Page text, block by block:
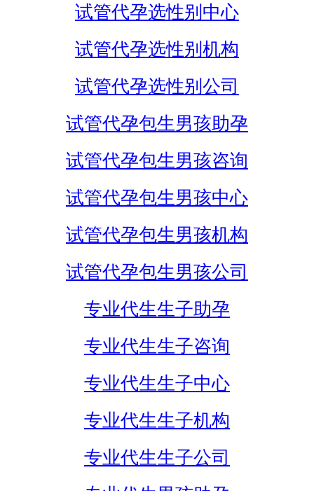
试管代孕选性别中心
试管代孕选性别机构
试管代孕选性别公司
试管代孕包生男孩助孕
试管代孕包生男孩咨询
试管代孕包生男孩中心
试管代孕包生男孩机构
试管代孕包生男孩公司
专业代生生子助孕
专业代生生子咨询
专业代生生子中心
专业代生生子机构
专业代生生子公司